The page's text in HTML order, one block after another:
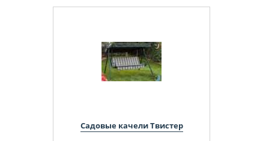
Садовые качели Твистер